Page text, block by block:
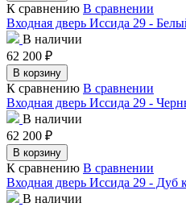
К сравнению В сравнении
Входная дверь Иссида 29 -
В наличии
62 200 ₽
В корзину
К сравнению В сравнении
Входная дверь Иссида 29 -
В наличии
62 200 ₽
В корзину
К сравнению В сравнении
Входная дверь Иссида 29 - Дуб
В наличии